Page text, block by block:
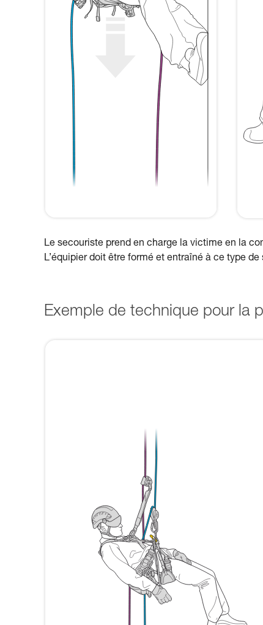
Le secouriste prend en charge la victime en la
L’équipier doit être formé et entraîné à ce type de
Exemple de technique pour la